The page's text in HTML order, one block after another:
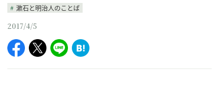
漱石と明治人のことば
2017/4/5